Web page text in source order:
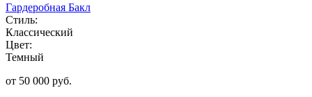
Гардеробная Бакл
Стиль:
Классический
Цвет:
Темный
от 50 000 руб.